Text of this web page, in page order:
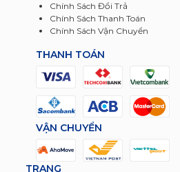
Chính Sách Đổi Trả
Chính Sách Thanh Toán
Chính Sách Vận Chuyển
THANH TOÁN
VẬN CHUYỂN
TRANG